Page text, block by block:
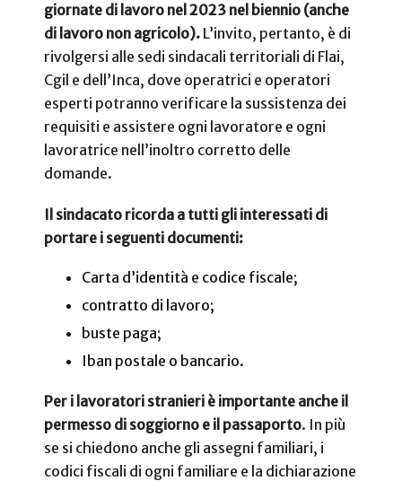
giornate di lavoro nel 2023 nel biennio (anche
di lavoro non agricolo). L’invito, pertanto, è di
rivolgersi alle sedi sindacali territoriali di Flai,
Cgil e dell’Inca, dove operatrici e operatori
esperti potranno verificare la sussistenza dei
requisiti e assistere ogni lavoratore e ogni
lavoratrice nell’inoltro corretto delle
domande.
Il sindacato ricorda a tutti gli interessati di
portare i seguenti documenti:
Carta d’identità e codice fiscale;
contratto di lavoro;
buste paga;
Iban postale o bancario.
Per i lavoratori stranieri è importante anche il
permesso di soggiorno e il passaporto. In più
se si chiedono anche gli assegni familiari, i
codici fiscali di ogni familiare e la dichiarazione